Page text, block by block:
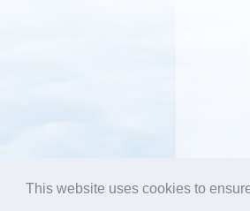
This website uses cookies to